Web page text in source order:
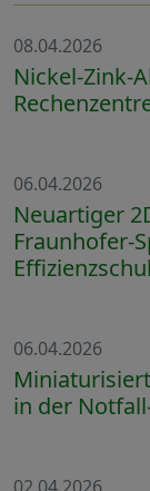
08.04.2026
Nickel-Zink-
06.04.2026
Neuartiger
Fraunhofer-
06.04.2026
in der